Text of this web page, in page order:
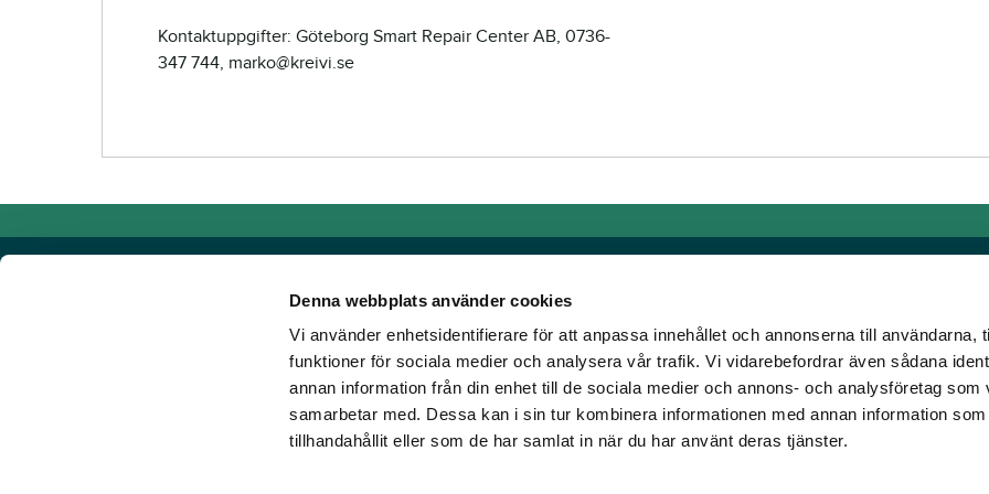
Denna webbplats använder cookies
Vi använder enhetsidentifierare för att anpassa innehållet och annonserna till användarna,
funktioner för sociala medier och analysera vår trafik. Vi vidarebefordrar även sådana
annan information från din enhet till de sociala medier och annons- och analysföretag som
samarbetar med. Dessa kan i sin tur kombinera informationen med annan information
tillhandahållit eller som de har samlat in när du har använt deras tjänster.
Kontaktuppgifter: Göteborg Smart Repair Center AB, 0736-
347 744, marko@kreivi.se
Powered by TR Media
Hos TR Media finns Sveriges främsta varumärken för dig som älskar trav!
Sedan starten 1932, då tidningen Travronden grundades, har vi skapat en
Länkar
Allmänna auktionsvillkor
Mobilvy